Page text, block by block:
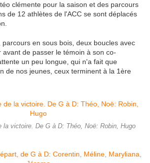
clémente pour la saison et des parcours
de 12 athlètes de l'ACC se sont déplacés
parcours en sous bois, deux boucles avec
de passer le témoin à son co-
un peu longue, qui n'a fait que
de nos jeunes, ceux terminent à la 1ère
la victoire. De G à D: Théo, Noë: Robin, Hugo